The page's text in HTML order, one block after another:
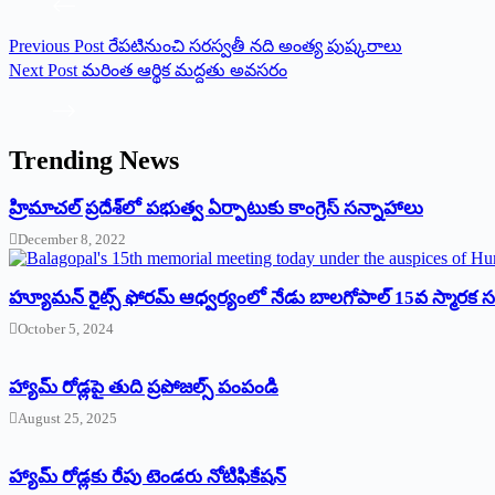
Previous Post రేప‌టినుంచి సరస్వతీ నది అంత్య పుష్కరాలు
Next Post మరింత ఆర్థిక మద్దతు అవసరం
Trending News
‌హ్రిమాచల్‌ ‌ప్రదేశ్‌లో పభుత్వ ఏర్పాటుకు కాంగ్రెస్‌ ‌సన్నాహాలు
December 8, 2022
హ్యూమన్‌ రైట్స్‌ ఫోరమ్‌ ఆధ్వర్యంలో నేడు బాలగోపాల్‌ 15వ స్మారక
October 5, 2024
హ్యామ్‌ రోడ్లపై తుది ప్రపోజల్స్‌ పంపండి
August 25, 2025
హ్యామ్‌ రోడ్లకు రేపు టెండరు నోటిఫికేషన్‌